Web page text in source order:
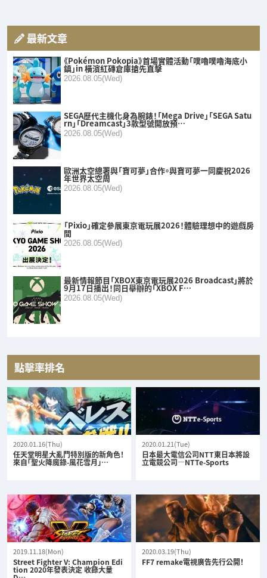
最新文章
《Pokémon Pokopia》首場實體活動「噗嚕噗嚕海底小
鎮」in 橫濱紅磚倉庫搶先直擊
2026.08.05(Wed)
SEGA歷代主機化身為腕錶！「Mega Drive」「SEGA Satu
rn」「Dreamcast」3款型號開放預…
2026.08.05(Wed)
歐洲太空總署與「寶可夢」合作。與寶可夢一同慶祝2026
年世界太空周
2026.08.05(Wed)
「Pixio」確定參展東京電玩展2026！體驗理想中的遊戲房
間
2026.08.05(Wed)
最新情報節目「XBOX東京電玩展2026 Broadcast」將於
9月17日播出！同日舉辦的「XBOX F…
2026.08.05(Wed)
點擊率排名
2020.01.16(Thu)
任天堂明星大亂鬥特別版的新角色！
來自「聖火降魔錄-風花雪月」…
2020.01.21(Tue)
日本最大電信公司NTT東日本將設
立電競公司—NTTe-Sports
2019.11.18(Mon)
Street Fighter V: Champion Edi
tion 2020年發表決定 收錄大量
2020.03.19(Thu)
FF7 remake電視廣告先行公開！